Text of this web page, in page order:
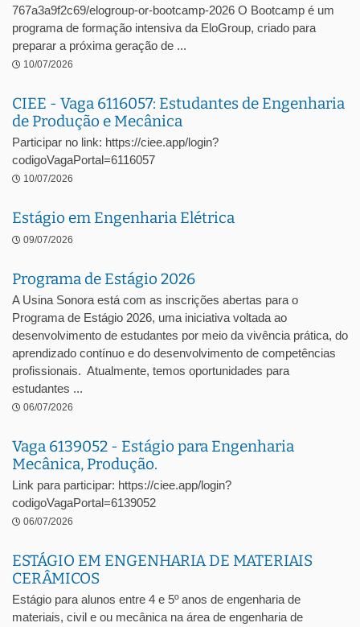
767a3a9f2c69/elogroup-or-bootcamp-2026 O Bootcamp é um
programa de formação intensiva da EloGroup, criado para
preparar a próxima geração de ...
10/07/2026
CIEE - Vaga 6116057: Estudantes de Engenharia
de Produção e Mecânica
Participar no link: https://ciee.app/login?
codigoVagaPortal=6116057
10/07/2026
Estágio em Engenharia Elétrica
09/07/2026
Programa de Estágio 2026
A Usina Sonora está com as inscrições abertas para o
Programa de Estágio 2026, uma iniciativa voltada ao
desenvolvimento de estudantes por meio da vivência prática, do
aprendizado contínuo e do desenvolvimento de competências
profissionais. Atualmente, temos oportunidades para
estudantes ...
06/07/2026
Vaga 6139052 - Estágio para Engenharia
Mecânica, Produção.
Link para participar: https://ciee.app/login?
codigoVagaPortal=6139052
06/07/2026
ESTÁGIO EM ENGENHARIA DE MATERIAIS
CERÂMICOS
Estágio para alunos entre 4 e 5º anos de engenharia de
materiais, civil e ou mecânica na área de engenharia de